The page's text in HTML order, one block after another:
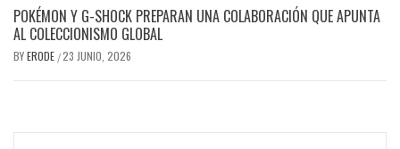
POKÉMON Y G-SHOCK PREPARAN UNA COLABORACIÓN QUE APUNTA
AL COLECCIONISMO GLOBAL
BYERODE /23 JUNIO, 2026